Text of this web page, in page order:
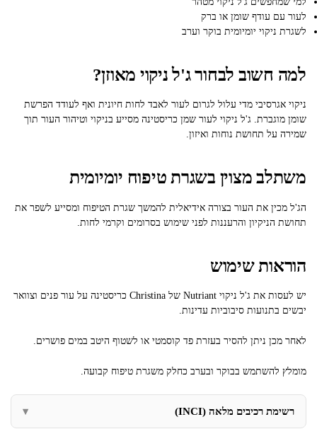
לעור עם עודף שומן או ברק
לשגרת ניקוי יומיומית בוקר וערב
למה חשוב לבחור ג'ל ניקוי מאוזן?
ניקוי אגרסיבי מדי עלול לגרום לעור לאבד לחות חיונית ואף לעודד הפרשת
שומן מוגברת. ג'ל ניקוי לעור שמן כריסטינה מסייע בניקוי וטיהור העור תוך
שמירה על תחושת נוחות ואיזון.
משתלב מצוין בשגרת טיפוח יומיומית
הג'ל מכין את העור בצורה אידיאלית להמשך שגרת הטיפוח ומסייע לשפר את
תחושת הניקיון והרעננות לפני שימוש בסרומים וקרמי לחות.
הוראות שימוש
יש לעסות את ג'ל ניקוי Nutriant של Christina כריסטינה על עור פנים וצוואר
יבשים בתנועות סיבוביות עדינות.
לאחר מכן ניתן להסיר בעזרת פד קוסמטי או לשטוף היטב במים פושרים.
מומלץ להשתמש בבוקר ובערב כחלק משגרת טיפוח קבועה.
רשימת רכיבים מלאה (INCI)